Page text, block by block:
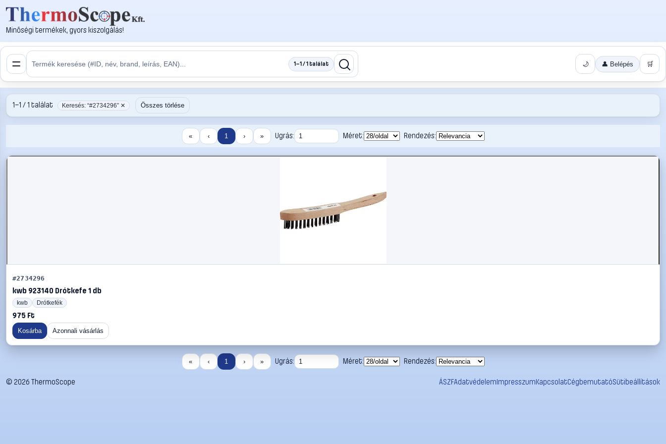
Minőségi termékek, gyors kiszolgálás!
1–1 / 1 találat 🌙 👤 Belépés 🛒
1–1 / 1 találat Keresés: “#2734296” ✕ Összes törlése
« ‹ 1 › » Ugrás: Méret: Rendezés:
#2734296
kwb 923140 Drótkefe 1 db
kwb Drótkefék
975 Ft
Kosárba Azonnali vásárlás
« ‹ 1 › » Ugrás: Méret: Rendezés:
© 2026 ThermoScope ÁSZFAdatvédelemImpresszumKapcsolatCégbemutatóSütibeállítások